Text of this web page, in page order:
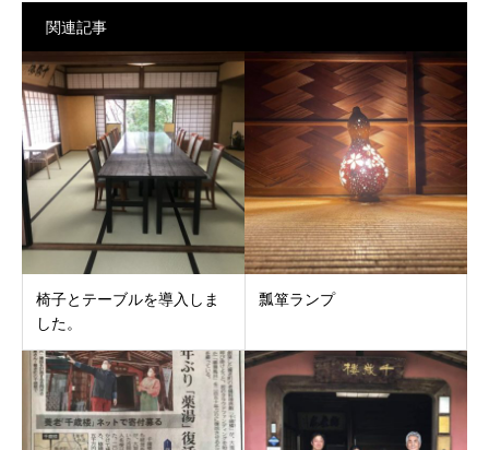
関連記事
椅子とテーブルを導入しま
した。
瓢箪ランプ